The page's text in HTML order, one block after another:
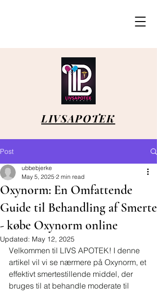
LIVSAPOTEK
Post
Oxynorm: En Omfattende
Guide til Behandling af Smerte
- købe Oxynorm online
ubbebjerke
May 5, 2025 2 min read
Updated: May 12, 2025
Velkommen til LIVS APOTEK! I denne
artikel vil vi se nærmere på Oxynorm, et
effektivt smertestillende middel, der
bruges til at behandle moderate til